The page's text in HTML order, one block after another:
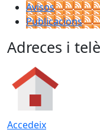
Avisos
Publicacions
Adreces i
Accedeix